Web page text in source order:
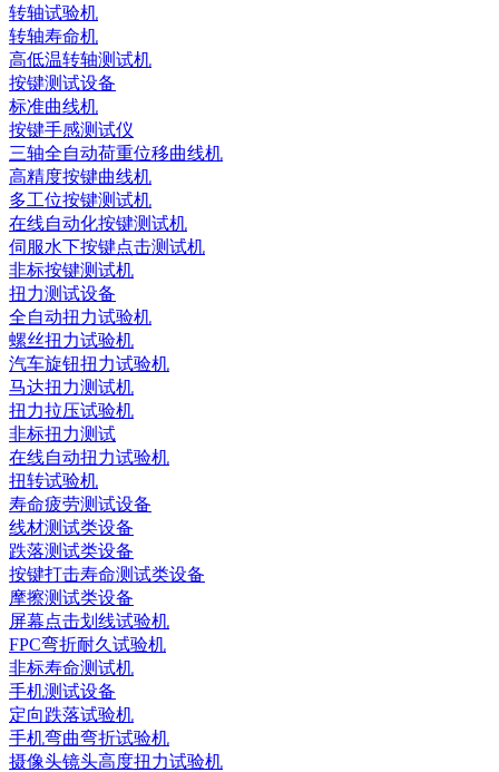
转轴试验机
转轴寿命机
高低温转轴测试机
按键测试设备
标准曲线机
按键手感测试仪
三轴全自动荷重位移曲线机
高精度按键曲线机
多工位按键测试机
在线自动化按键测试机
伺服水下按键点击测试机
非标按键测试机
扭力测试设备
全自动扭力试验机
螺丝扭力试验机
汽车旋钮扭力试验机
马达扭力测试机
扭力拉压试验机
非标扭力测试
在线自动扭力试验机
扭转试验机
寿命疲劳测试设备
线材测试类设备
跌落测试类设备
按键打击寿命测试类设备
摩擦测试类设备
屏幕点击划线试验机
FPC弯折耐久试验机
非标寿命测试机
手机测试设备
定向跌落试验机
手机弯曲弯折试验机
摄像头镜头高度扭力试验机